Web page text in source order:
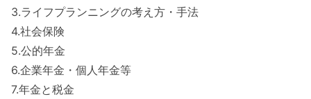
3.ライフプランニングの考え方・手法
4.社会保険
5.公的年金
6.企業年金・個人年金等
7.年金と税金